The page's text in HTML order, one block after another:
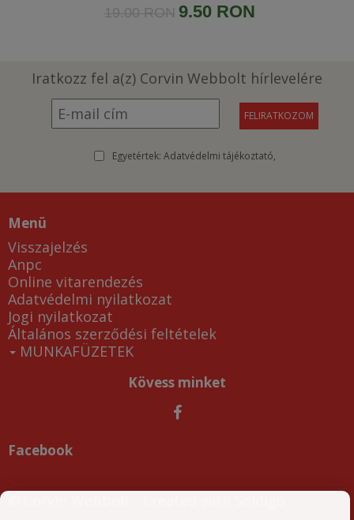
19.00 RON 9.50 RON
Iratkozz fel a(z) Corvin Webbolt hírlevelére
Egyetértek: Adatvédelmi tájékoztató
Menü
Visszajelzés
Anpc
Online vitarendezés
Adatvédelmi nyilatkozat
Jogi nyilatkozat
Általános szerződési feltételek
MUNKAFÜZETEK
Kövess minket
Facebook